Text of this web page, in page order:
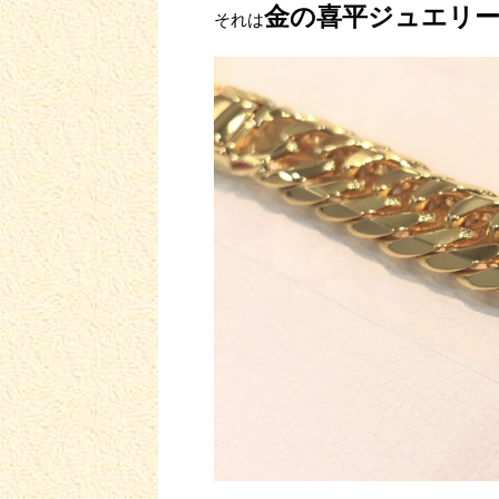
それは金の喜平ジュエリー